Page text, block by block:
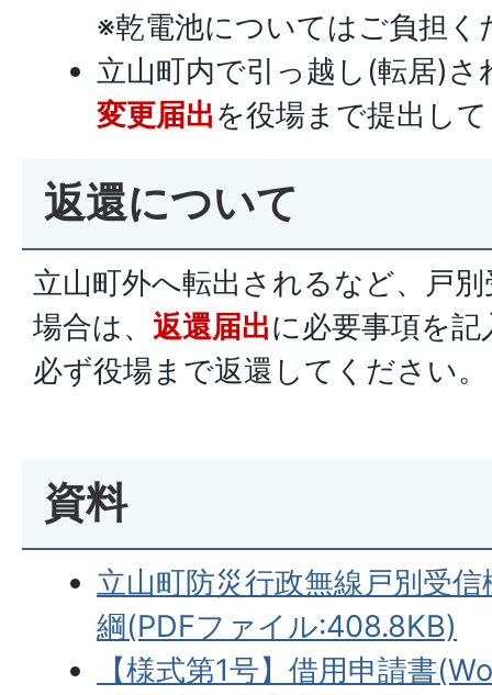
※乾電池についてはご負担く
立山町内で引っ越し(転居)さ
変更届出を役場まで提出し
返還について
立山町外へ転出されるなど、戸
場合は、 返還届出に必要事項を
必ず役場まで返還してください。
資料
立山町防災行政無線戸別受
綱(PDFファイル:408.8KB)
【様式第1号】借用申請書